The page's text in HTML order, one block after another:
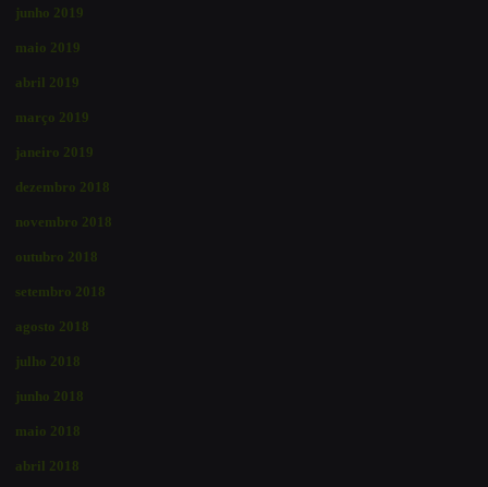
junho 2019
maio 2019
abril 2019
março 2019
janeiro 2019
dezembro 2018
novembro 2018
outubro 2018
setembro 2018
agosto 2018
julho 2018
junho 2018
maio 2018
abril 2018